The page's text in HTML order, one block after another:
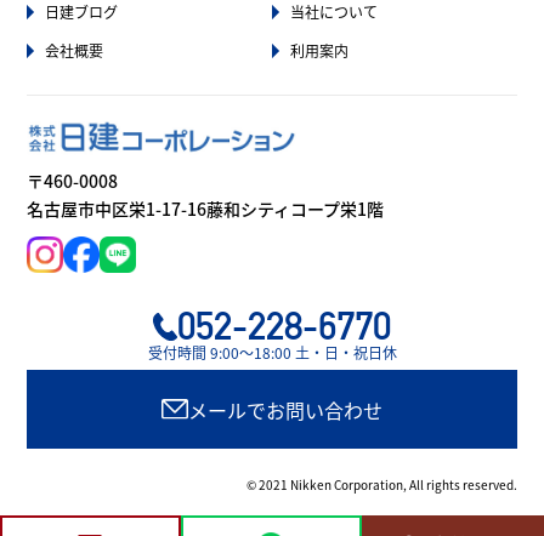
日建ブログ
当社について
会社概要
利用案内
〒460-0008
名古屋市中区栄1-17-16藤和シティコープ栄1階
052-228-6770
受付時間 9:00〜18:00 土・日・祝日休
メールでお問い合わせ
© 2021 Nikken Corporation, All rights reserved.